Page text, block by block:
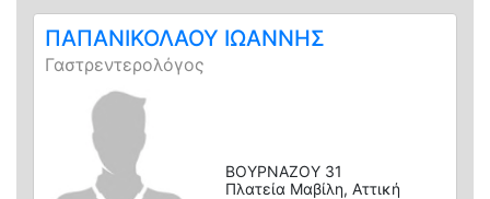
ΠΑΠΑΝΙΚΟΛΑΟΥ ΙΩΑΝΝΗΣ
Γαστρεντερολόγος
ΒΟΥΡΝΑΖΟΥ 31
Πλατεία Μαβίλη, Αττική